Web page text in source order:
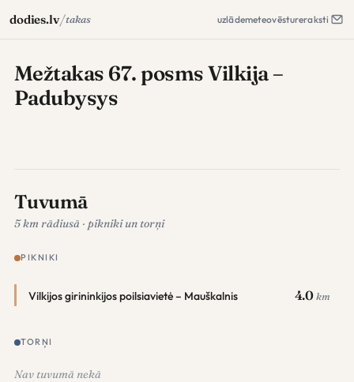
dodies.lv/takas uzlādemeteovēstureraksti
Mežtakas 67. posms Vilkija –
Padubysys
Tuvumā
5 km rādiusā · pikniki un torņi
PIKNIKI
Vilkijos girininkijos poilsiavietė – Mauškalnis 4.0 km
TORŅI
Nav tuvumā nekā